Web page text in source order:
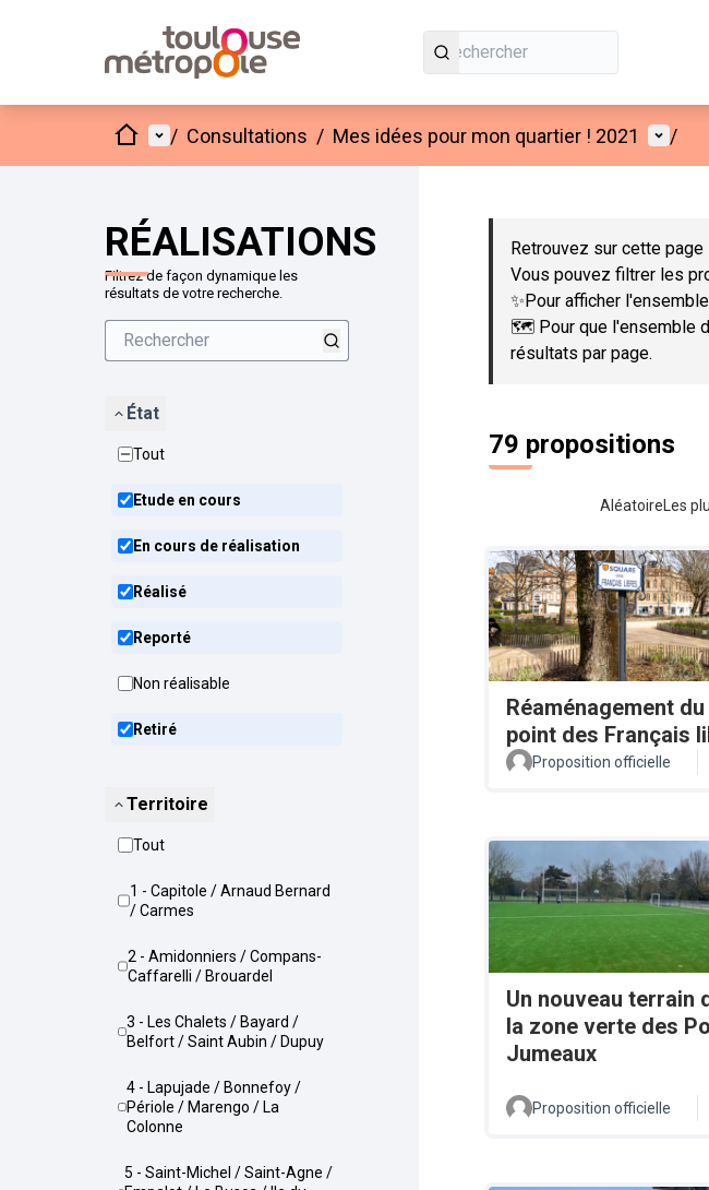
AccueilMenu principal
/ Consultations / Mes idées pour mon quartier ! 2021 Menu
/
RÉALISATIONS
Filtrez de façon dynamique les
résultats de votre recherche.
État
Tout
Etude en cours
En cours de réalisation
Réalisé
Reporté
Non réalisable
Retiré
Territoire
Tout
1 - Capitole / Arnaud Bernard
/ Carmes
2 - Amidonniers / Compans-
Caffarelli / Brouardel
3 - Les Chalets / Bayard /
Belfort / Saint Aubin / Dupuy
4 - Lapujade / Bonnefoy /
Périole / Marengo / La
Colonne
5 - Saint-Michel / Saint-Agne /
Passer la carte
Retrouvez sur cette
Vous pouvez filtrer les
✨Pour afficher
🗺️ Pour que l'ensemble
résultats par page.
79 propositions
Aléatoire Les
Réaménagement
point des Français
Proposition officielle
Un nouveau terrain
la zone verte des
Jumeaux
Proposition officielle